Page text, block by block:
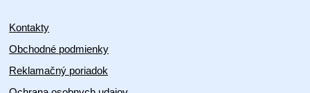
Kontakty
Obchodné podmienky
Reklamačný poriadok